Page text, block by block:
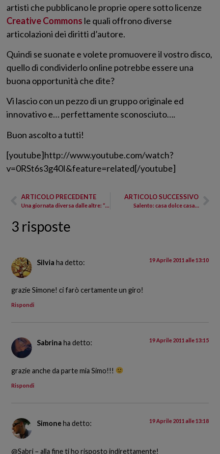
artisti che pubblicano le proprie opere sotto licenze
Creative Commons le quali offrono diverse
articolazioni dei diritti d’autore.
Quindi se suonate e volete promuovere il vostro disco,
quello di condividerlo online potrebbe essere una
buona opportunità che dite?
Vi lascio con un pezzo di un gruppo originale ed
innovativo e… perfettamente sconosciuto….
Buon ascolto a tutti!
[youtube]http://www.youtube.com/watch?
v=0RSt6s3g40I&feature=related[/youtube]
ARTICOLO PRECEDENTE ARTICOLO SUCCESSIVO
Salento: casa dolce casa…
3 risposte
Silvia ha detto: 19 Aprile 2011 alle 13:10
grazie Simone! ci farò certamente un giro!
Rispondi
Sabrina ha detto: 19 Aprile 2011 alle 13:15
grazie anche da parte mia Simo!!!
Rispondi
Simone ha detto: 19 Aprile 2011 alle 13:18
@Sabri – alla fine ti ho risposto indirettamente!